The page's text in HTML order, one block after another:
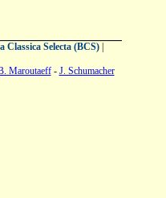
Classica Selecta (BCS)|
Maroutaeff- J. Schumacher